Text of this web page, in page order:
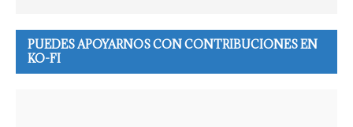
PUEDES APOYARNOS CON CONTRIBUCIONES EN
KO-FI